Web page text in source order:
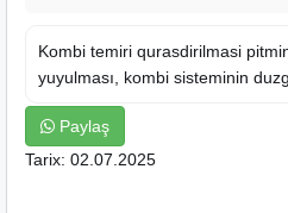
Kombi temiri qurasdirilmasi
yuyulması, kombi sisteminin
Paylaş
Tarix: 02.07.2025